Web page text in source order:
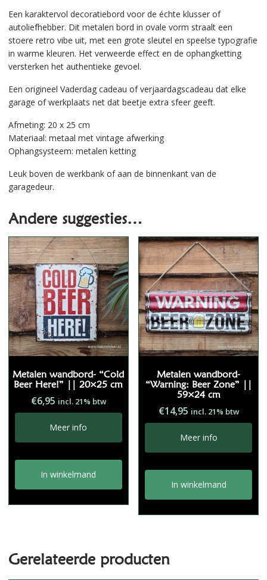
Een karaktervol decoratiebord voor de échte klusser of
autoliefhebber. Dit metalen bord in ovale vorm straalt een
stoere retro vibe uit, met een grote sleutel en speelse typografie
in warme kleuren. Het verweerde effect en de ophangketting
versterken het authentieke gevoel.
Een origineel Vaderdag cadeau of verjaardagscadeau dat elke
garage of werkplaats net dat beetje extra sfeer geeft.
Afmeting: 20 x 25 cm
Materiaal: metaal met vintage afwerking
Ophangsysteem: metalen ketting
Leuk boven de werkbank of aan de binnenkant van de
garagedeur.
Andere suggesties…
Metalen wandbord- “Cold
Beer Here!” || 20×25 cm
€6,95 incl. 21% btw
Meer info
In winkelmand
Metalen wandbord-
“Warning: Beer Zone” ||
59×24 cm
€14,95 incl. 21% btw
Meer info
In winkelmand
Gerelateerde producten